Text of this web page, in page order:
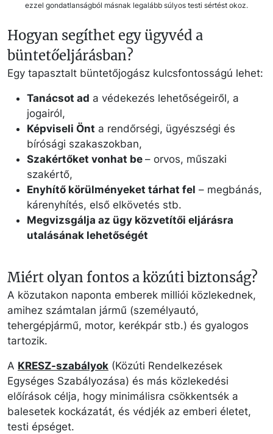
ezzel gondatlanságból másnak legalább súlyos testi sértést okoz.
Hogyan segíthet egy ügyvéd a
büntetőeljárásban?
Egy tapasztalt büntetőjogász kulcsfontosságú lehet:
Tanácsot ad a védekezés lehetőségeiről, a
jogairól,
Képviseli Önt a rendőrségi, ügyészségi és
bírósági szakaszokban,
Szakértőket vonhat be – orvos, műszaki
szakértő,
Enyhítő körülményeket tárhat fel – megbánás,
kárenyhítés, első elkövetés stb.
Megvizsgálja az ügy közvetítői eljárásra
utalásának lehetőségét
Miért olyan fontos a közúti biztonság?
A közutakon naponta emberek milliói közlekednek,
amihez számtalan jármű (személyautó,
tehergépjármű, motor, kerékpár stb.) és gyalogos
tartozik.
A KRESZ-szabályok (Közúti Rendelkezések
Egységes Szabályozása) és más közlekedési
előírások célja, hogy minimálisra csökkentsék a
balesetek kockázatát, és védjék az emberi életet,
testi épséget.